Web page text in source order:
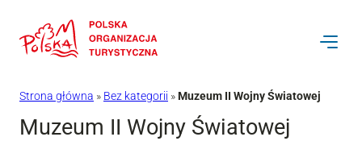
do
Strona główna » Bez kategorii »Muzeum II Wojny Światowej
Muzeum II Wojny Światowej